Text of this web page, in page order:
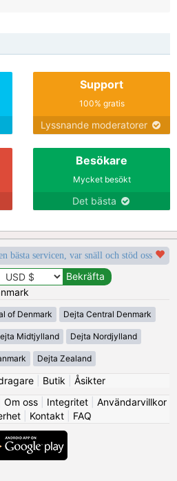
Support
100% gratis
Lyssnande moderatorer
Besökare
Mycket besökt
Det bästa
bästa servicen, var snäll och stöd oss
of Denmark Dejta Central Denmark
Midtjylland Dejta Nordjylland
Dejta Zealand
| Butik
Åsikter
Om oss| Integritet| Användarvillkor
| Kontakt| FAQ